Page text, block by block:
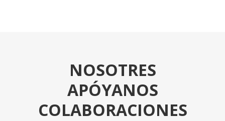
NOSOTRES
APÓYANOS
COLABORACIONES